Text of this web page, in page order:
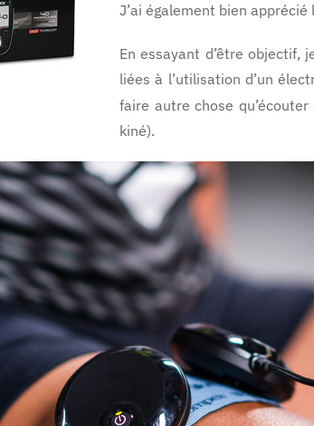
J’ai également bien
En essayant d’être objectif,
liées à l’utilisation d’un
faire autre chose
kiné).